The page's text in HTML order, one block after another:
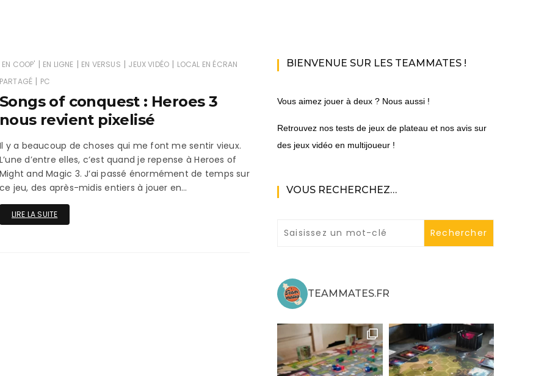
Access+
En ligne
Par plateforme
PS4
EN COOP' | EN LIGNE | EN VERSUS | JEUX VIDÉO | LOCAL EN ÉCRAN
| PC
of conquest : Heroes 3
revient pixelisé
y a beaucoup de choses qui me font me sentir vieux.
d’entre elles, c’est quand je repense à Heroes of
and Magic 3. J’ai passé énormément de temps sur
jeu, des après-midis entiers à jouer en…
LIRE LA SUITE
BIENVENUE SUR LES TEAMMATES !
Vous aimez jouer à deux ? Nous aussi !
Retrouvez nos tests de jeux de plateau et nos avis sur
des jeux vidéo en multijoueur !
VOUS RECHERCHEZ…
TEAMMATES.FR